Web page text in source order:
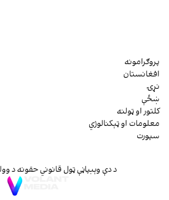
پروګرامونه
افغانستان
نړۍ
ښځې
کلتور او ټولنه
معلومات او ټېکنالوژي
سپورت
د دې وېبپاڼې ټول قانوني حقونه د